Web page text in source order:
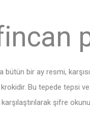
bütün bir ay resmi,
Bu tepede tepsi
şifre